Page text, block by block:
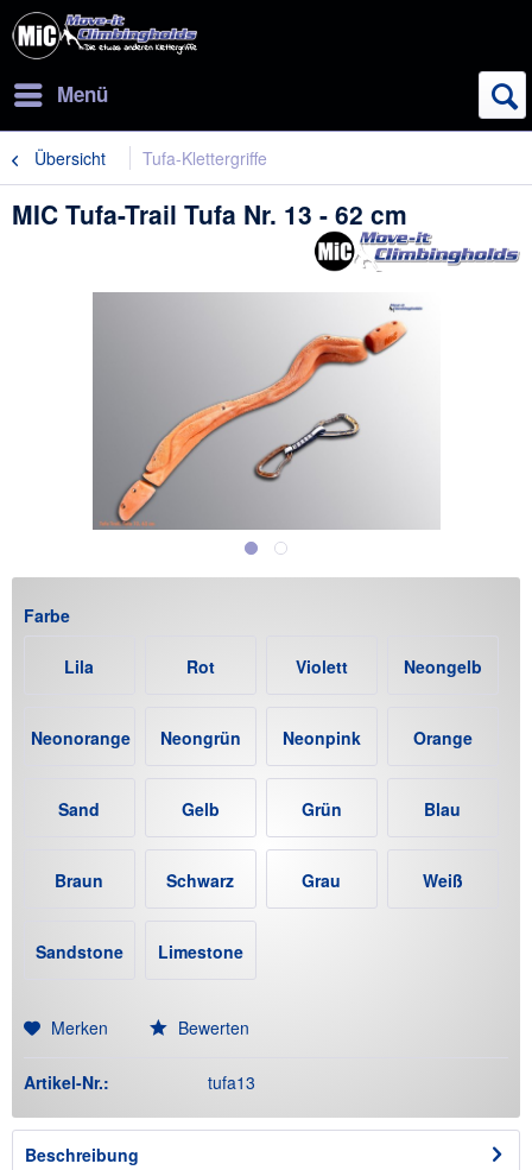
Menü
Übersicht Tufa-Klettergriffe
MIC Tufa-Trail Tufa Nr. 13 - 62 cm
Farbe
Lila Rot Violett Neongelb
Neonorange Neongrün Neonpink Orange
Sand Gelb Grün Blau
Braun Schwarz Grau Weiß
Sandstone
Limestone
Merken
Bewerten
Artikel-Nr.: tufa13
Beschreibung